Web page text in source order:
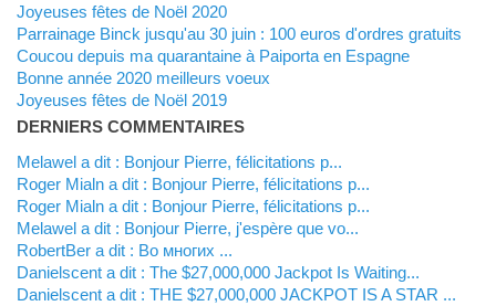
Joyeuses fêtes de Noël 2020
Parrainage Binck jusqu'au 30 juin : 100 euros d'ordres gratuits
Coucou depuis ma quarantaine à Paiporta en Espagne
Bonne année 2020 meilleurs voeux
Joyeuses fêtes de Noël 2019
DERNIERS COMMENTAIRES
Melawel a dit : Bonjour Pierre, félicitations p...
Roger Mialn a dit : Bonjour Pierre, félicitations p...
Roger Mialn a dit : Bonjour Pierre, félicitations p...
Melawel a dit : Bonjour Pierre, j'espère que vo...
RobertBer a dit : Во многих ...
Danielscent a dit : The $27,000,000 Jackpot Is Waiting...
Danielscent a dit : THE $27,000,000 JACKPOT IS A STAR ...